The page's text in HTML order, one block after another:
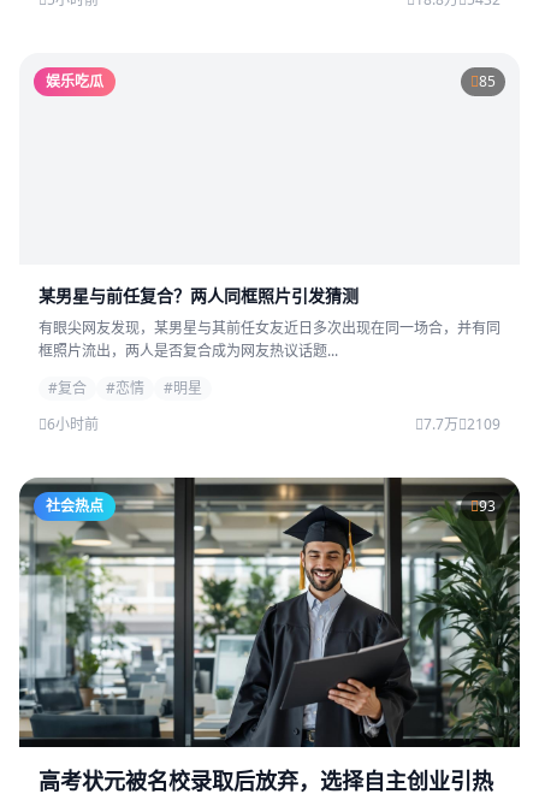
娱乐吃瓜 85
某男星与前任复合？两人同框照片引发猜测
有眼尖网友发现，某男星与其前任女友近日多次出现在同一场合，并有同
框照片流出，两人是否复合成为网友热议话题...
#复合
#恋情
#明星
6小时前
7.7万 2109
社会热点 93
高考状元被名校录取后放弃，选择自主创业引热